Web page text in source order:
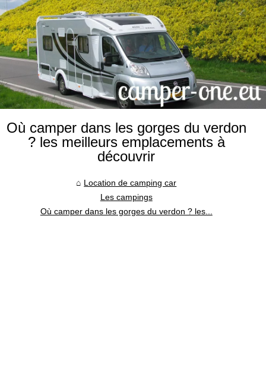
Où camper dans les gorges du verdon
? les meilleurs emplacements à
découvrir
Location de camping car
Les campings
Où camper dans les gorges du verdon ? les...